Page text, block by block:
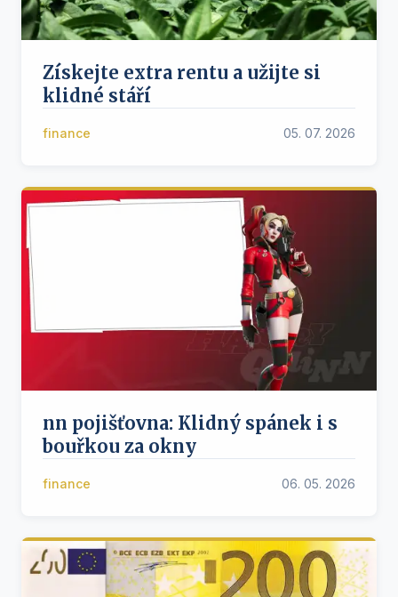
Získejte extra rentu a užijte si
klidné stáří
finance 05. 07. 2026
nn pojišťovna: Klidný spánek i s
bouřkou za okny
finance 06. 05. 2026